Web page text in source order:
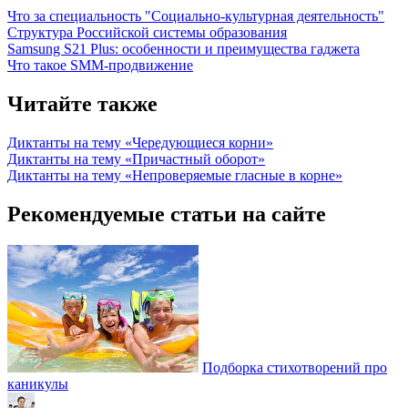
Что за специальность "Социально-культурная деятельность"
Структура Российской системы образования
Samsung S21 Plus: особенности и преимущества гаджета
Что такое SMM-продвижение
Читайте также
Диктанты на тему «Чередующиеся корни»
Диктанты на тему «Причастный оборот»
Диктанты на тему «Непроверяемые гласные в корне»
Рекомендуемые статьи на сайте
Подборка стихотворений про
каникулы